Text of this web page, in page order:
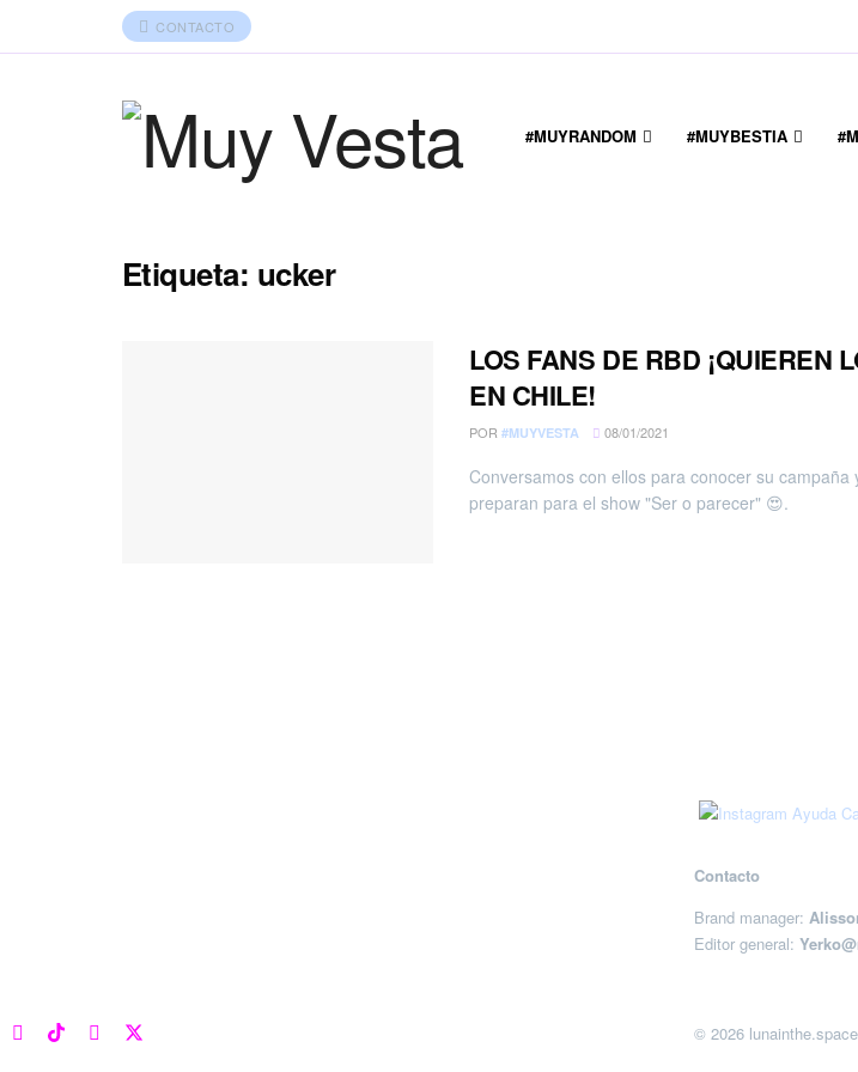
CONTACTO
#MUYRANDOM #MUYBESTIA
Etiqueta: ucker
LOS FANS DE RBD ¡QUIEREN
EN CHILE!
POR #MUYVESTA 08/01/2021
Conversamos con ellos para conocer su campaña
preparan para el show "Ser o parecer" 😍.
Contacto
Brand manager:
Editor general:
© 2026